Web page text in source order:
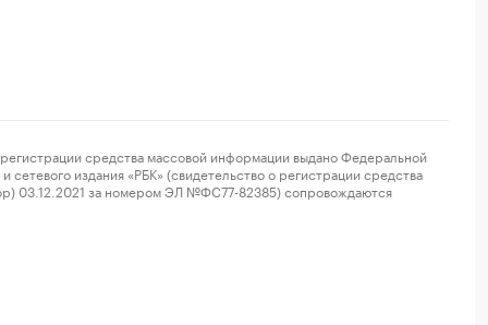
средства массовой информации выдано Федеральной
издания «РБК» (свидетельство о регистрации средства
03.12.2021 за номером ЭЛ №ФС77-82385) сопровождаются